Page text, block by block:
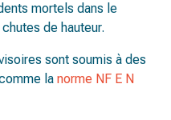
mortels dans le
de hauteur​.
sont soumis à des
la norme NF E N